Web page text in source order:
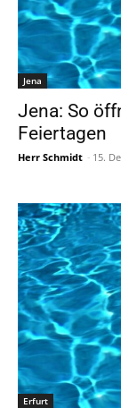
Jena
Jena: So
Feiertagen
Herr Schmidt - 15.
Erfurt